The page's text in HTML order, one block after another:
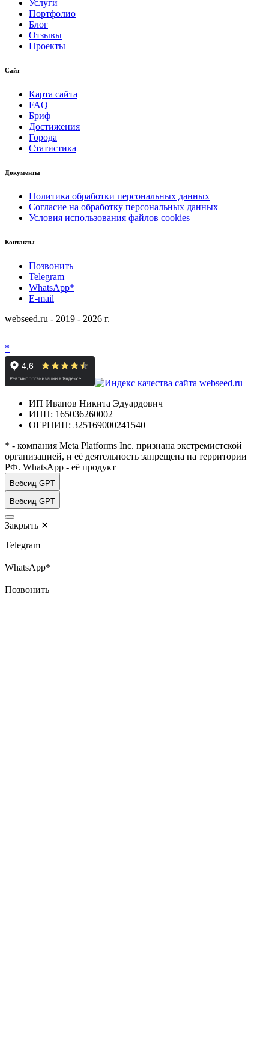
Услуги
Портфолио
Блог
Отзывы
Проекты
Сайт
Карта сайта
FAQ
Бриф
Достижения
Города
Статистика
Документы
Политика обработки персональных данных
Согласие на обработку персональных данных
Условия использования файлов cookies
Контакты
Позвонить
Telegram
WhatsApp*
E-mail
webseed.ru - 2019 - 2026 г.
*
ИП Иванов Никита Эдуардович
ИНН: 165036260002
ОГРНИП: 325169000241540
* - компания Meta Platforms Inc. признана экстремистской
организацией, и её деятельность запрещена на территории
РФ. WhatsApp - её продукт
Вебсид GPT
Вебсид GPT
Закрыть ✕
Telegram
WhatsApp*
Позвонить